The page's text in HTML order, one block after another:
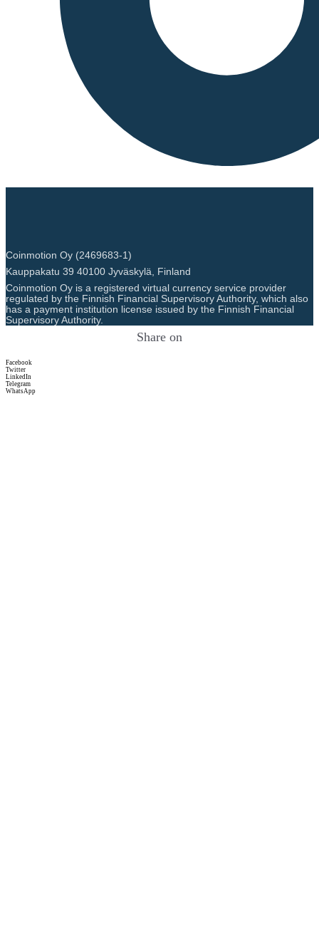
Coinmotion Oy (2469683-1)
Kauppakatu 39 40100 Jyväskylä, Finland
Coinmotion Oy is a registered virtual currency service provider
regulated by the Finnish Financial Supervisory Authority, which also
has a payment institution license issued by the Finnish Financial
Supervisory Authority.
Share on
Facebook
Twitter
LinkedIn
Telegram
WhatsApp